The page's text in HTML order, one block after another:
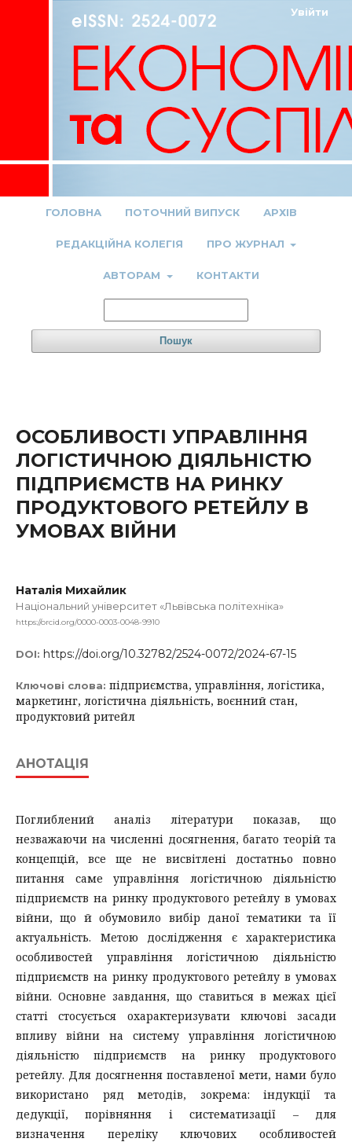
ГОЛОВНА ПОТОЧНИЙ ВИПУСК АРХІВ
РЕДАКЦІЙНА КОЛЕГІЯ ПРО ЖУРНАЛ
АВТОРАМ КОНТАКТИ
Пошук
Увійти
ОСОБЛИВОСТІ УПРАВЛІННЯ
ЛОГІСТИЧНОЮ ДІЯЛЬНІСТЮ
ПІДПРИЄМСТВ НА РИНКУ
ПРОДУКТОВОГО РЕТЕЙЛУ В
УМОВАХ ВІЙНИ
Наталія Михайлик
Національний університет «Львівська політехніка»
https://orcid.org/0000-0003-0048-9910
DOI: https://doi.org/10.32782/2524-0072/2024-67-15
Ключові слова: підприємства, управління, логістика,
маркетинг, логістична діяльність, воєнний стан,
продуктовий ритейл
АНОТАЦІЯ
Поглиблений аналіз літератури показав, що
незважаючи на численні досягнення, багато теорій та
концепцій, все ще не висвітлені достатньо повно
питання саме управління логістичною діяльністю
підприємств на ринку продуктового ретейлу в умовах
війни, що й обумовило вибір даної тематики та її
актуальність. Метою дослідження є характеристика
особливостей управління логістичною діяльністю
підприємств на ринку продуктового ретейлу в умовах
війни. Основне завдання, що ставиться в межах цієї
статті стосується охарактеризувати ключові засади
впливу війни на систему управління логістичною
діяльністю підприємств на ринку продуктового
ретейлу. Для досягнення поставленої мети, нами було
використано ряд методів, зокрема: індукції та
дедукції, порівняння і систематизації – для
визначення переліку ключових особливостей